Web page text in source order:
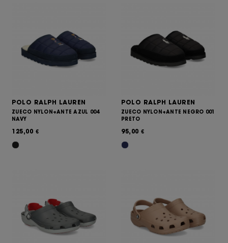
POLO RALPH LAUREN
ZUECO NYLON+ANTE AZUL 004
NAVY
125,00 €
POLO RALPH LAUREN
ZUECO NYLON+ANTE NEGRO 001
PRETO
95,00 €